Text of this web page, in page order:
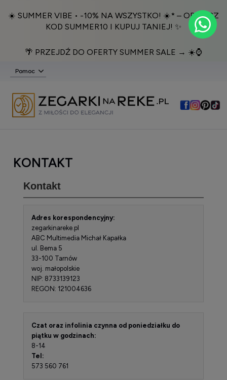
☀️ SUMMER VIBE • -10% NA WSZYSTKO! ☀️* – ODBIERZ
KOD SUMMER10 I KUPUJ TANIEJ! ✨
🌴 PRZEJDŹ DO OFERTY SUMMER SALE → ☀️⌚️
Pomoc
KONTAKT
Kontakt
Adres korespondencyjny:
zegarkinareke.pl
ABC Multimedia Michał Kapałka
ul. Bema 5
33-100 Tarnów
woj. małopolskie
NIP: 8733139123
REGON: 121004636
Czat oraz infolinia czynna od poniedziałku do
piątku w godzinach:
8-14
Tel:
573 560 761